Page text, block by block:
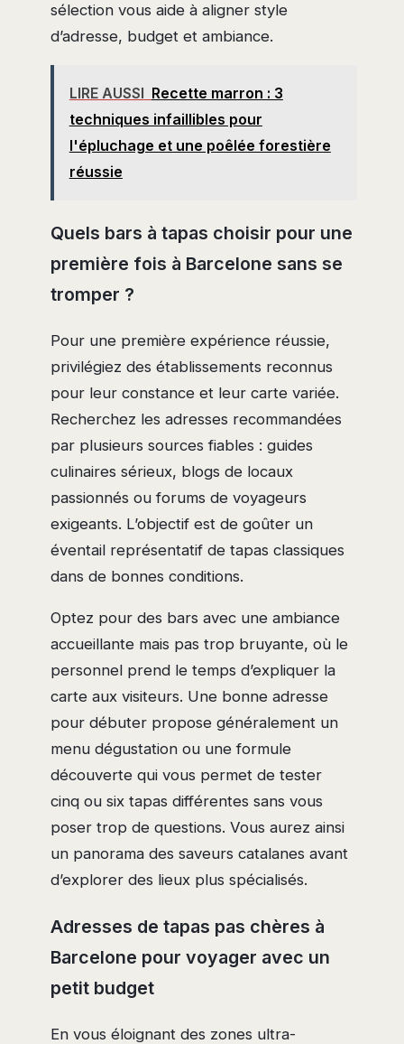
sélection vous aide à aligner style
d’adresse, budget et ambiance.
LIRE AUSSI Recette marron : 3
techniques infaillibles pour
l'épluchage et une poêlée forestière
réussie
Quels bars à tapas choisir pour une
première fois à Barcelone sans se
tromper ?
Pour une première expérience réussie,
privilégiez des établissements reconnus
pour leur constance et leur carte variée.
Recherchez les adresses recommandées
par plusieurs sources fiables : guides
culinaires sérieux, blogs de locaux
passionnés ou forums de voyageurs
exigeants. L’objectif est de goûter un
éventail représentatif de tapas classiques
dans de bonnes conditions.
Optez pour des bars avec une ambiance
accueillante mais pas trop bruyante, où le
personnel prend le temps d’expliquer la
carte aux visiteurs. Une bonne adresse
pour débuter propose généralement un
menu dégustation ou une formule
découverte qui vous permet de tester
cinq ou six tapas différentes sans vous
poser trop de questions. Vous aurez ainsi
un panorama des saveurs catalanes avant
d’explorer des lieux plus spécialisés.
Adresses de tapas pas chères à
Barcelone pour voyager avec un
petit budget
En vous éloignant des zones ultra-